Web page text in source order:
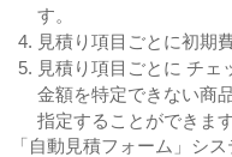
す。
見積り項目ごとに初期
見積り項目ごとに チェ
金額を特定できない商
指定することができます
「自動見積フォーム」シ